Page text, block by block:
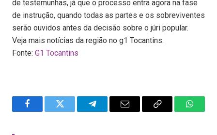
de testemunhas, já que o processo entra agora na fase
de instrução, quando todas as partes e os sobreviventes
serão ouvidos antes da decisão sobre o júri popular.
Veja mais notícias da região no g1 Tocantins.
Fonte: G1 Tocantins
FacebookTwitter TelegramEmail
Copy